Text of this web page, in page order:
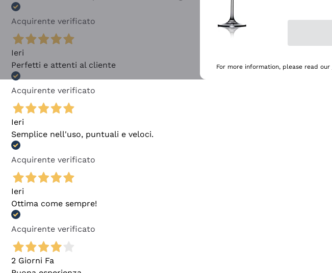
Acquirente verificato
Ieri
Perfetti e attenti al cliente
Acquirente verificato
Ieri
Semplice nell'uso, puntuali e veloci.
Acquirente verificato
Ieri
Ottima come sempre!
Acquirente verificato
2 Giorni Fa
For more information, please read our